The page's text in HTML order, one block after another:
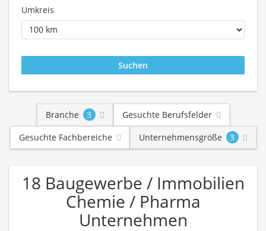
Umkreis
Branche 3
Gesuchte Berufsfelder
Gesuchte Fachbereiche
Unternehmensgröße 3
18 Baugewerbe / Immobilien
Chemie / Pharma
Unternehmen